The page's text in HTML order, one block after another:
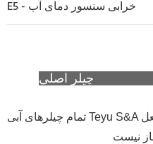
E5 - خرابی سنسور دمای آب
تمام چیلرهای آبی Teyu S&A دارای گواهی ثبت اختراع هستند. جعل